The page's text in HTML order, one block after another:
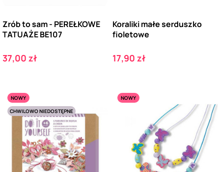
Zrób to sam - PEREŁKOWE
TATUAŻE BE107
Cena
37,00 zł
Koraliki małe serduszko
fioletowe
Cena
17,90 zł
NOWY
CHWILOWO NIEDOSTĘPNE
NOWY